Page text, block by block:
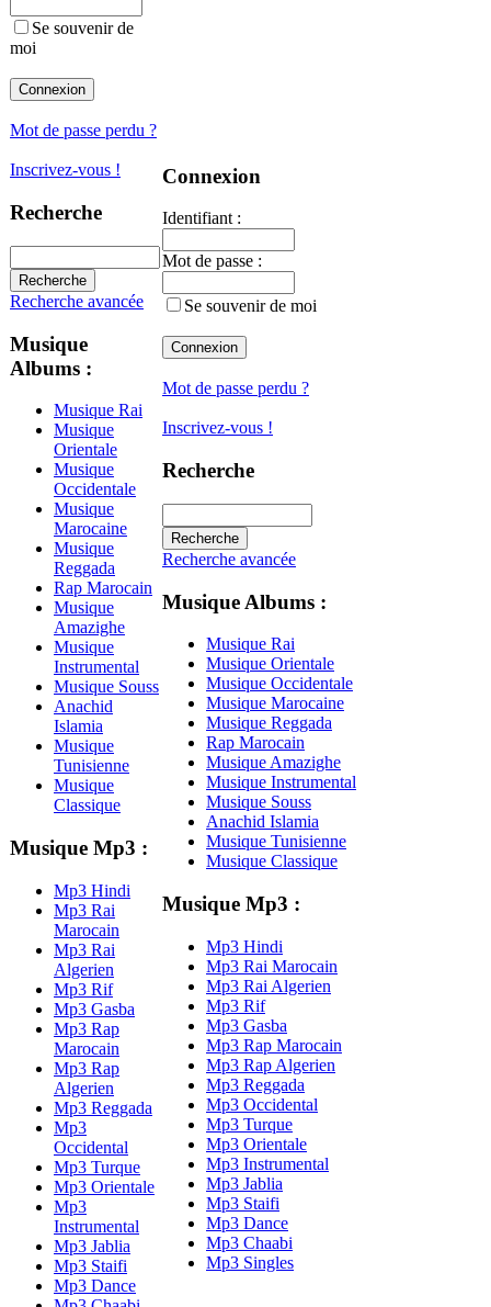
Se souvenir de
moi
Mot de passe perdu ?
Inscrivez-vous !
Recherche
Recherche avancée
Musique
Albums :
Musique Rai
Musique
Orientale
Musique
Occidentale
Musique
Marocaine
Musique
Reggada
Rap Marocain
Musique
Amazighe
Musique
Instrumental
Musique Souss
Anachid
Islamia
Musique
Tunisienne
Musique
Classique
Musique Mp3 :
Mp3 Hindi
Mp3 Rai
Marocain
Mp3 Rai
Algerien
Mp3 Rif
Mp3 Gasba
Mp3 Rap
Marocain
Mp3 Rap
Algerien
Mp3 Reggada
Mp3
Occidental
Mp3 Turque
Mp3 Orientale
Mp3
Instrumental
Mp3 Jablia
Mp3 Staifi
Mp3 Dance
Connexion
Identifiant :
Mot de passe :
Se souvenir de moi
Mot de passe perdu ?
Inscrivez-vous !
Recherche
Recherche avancée
Musique Albums :
Musique Rai
Musique Orientale
Musique Occidentale
Musique Marocaine
Musique Reggada
Rap Marocain
Musique Amazighe
Musique Instrumental
Musique Souss
Anachid Islamia
Musique Tunisienne
Musique Classique
Musique Mp3 :
Mp3 Hindi
Mp3 Rai Marocain
Mp3 Rai Algerien
Mp3 Rif
Mp3 Gasba
Mp3 Rap Marocain
Mp3 Rap Algerien
Mp3 Reggada
Mp3 Occidental
Mp3 Turque
Mp3 Orientale
Mp3 Instrumental
Mp3 Jablia
Mp3 Staifi
Mp3 Dance
Mp3 Chaabi
Mp3 Singles